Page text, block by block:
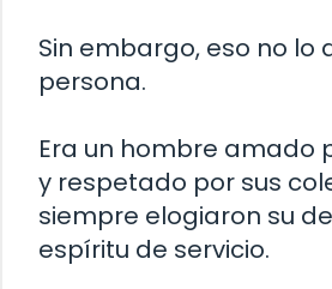
Sin embargo, eso no lo
persona.
Era un hombre amado
y respetado por sus
siempre elogiaron su
espíritu de servicio.